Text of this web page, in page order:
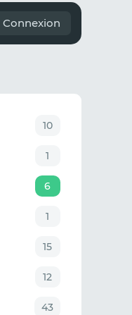
Connexion
10
1
6
1
15
12
43